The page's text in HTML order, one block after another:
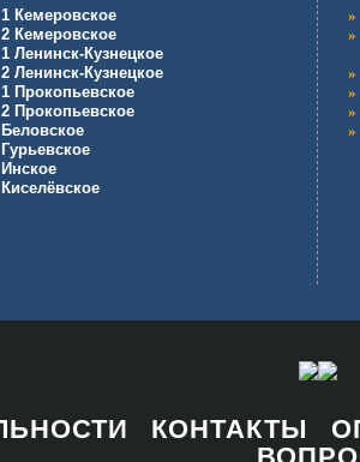
1 Кемеровское
2 Кемеровское
1 Ленинск-Кузнецкое
2 Ленинск-Кузнецкое
1 Прокопьевское
2 Прокопьевское
Беловское
Гурьевское
Инское
Киселёвское
КОНТАКТЫ